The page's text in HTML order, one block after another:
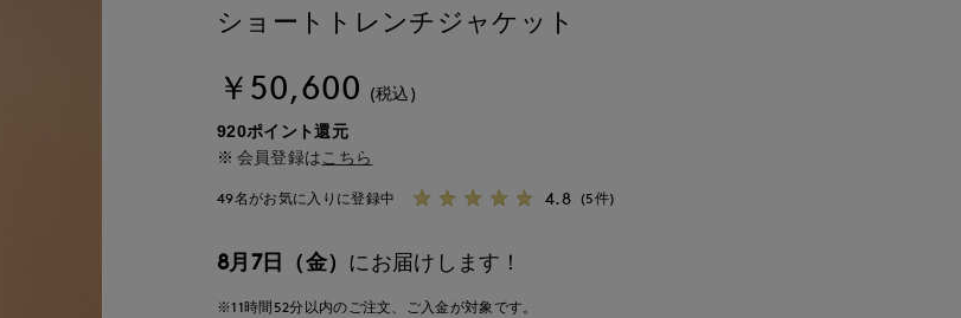
ショートトレンチジャケット
￥50,600 (税込)
920ポイント還元
会員登録は こちら
49名がお気に入りに登録中 4.8 (5件)
8月7日（金） にお届けします！
※11時間 52分以内のご注文、ご入金が対象です。